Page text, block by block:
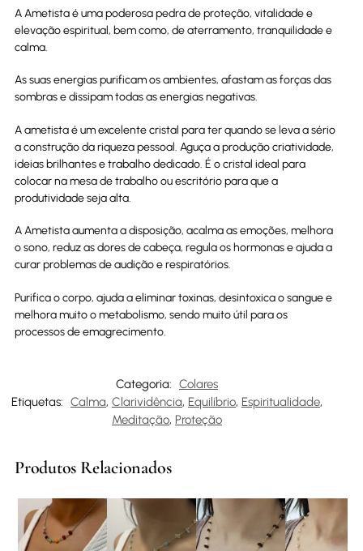
A Ametista é uma poderosa pedra de proteção, vitalidade e
elevação espiritual, bem como, de aterramento, tranquilidade e
calma.
As suas energias purificam os ambientes, afastam as forças das
sombras e dissipam todas as energias negativas.
A ametista é um excelente cristal para ter quando se leva a sério
a construção da riqueza pessoal. Aguça a produção criatividade,
ideias brilhantes e trabalho dedicado. É o cristal ideal para
colocar na mesa de trabalho ou escritório para que a
produtividade seja alta.
A Ametista aumenta a disposição, acalma as emoções, melhora
o sono, reduz as dores de cabeça, regula os hormonas e ajuda a
curar problemas de audição e respiratórios.
Purifica o corpo, ajuda a eliminar toxinas, desintoxica o sangue e
melhora muito o metabolismo, sendo muito útil para os
processos de emagrecimento.
Categoria: Colares
Etiquetas: Calma, Clarividência, Equilíbrio, Espiritualidade,
Meditação, Proteção
Produtos Relacionados